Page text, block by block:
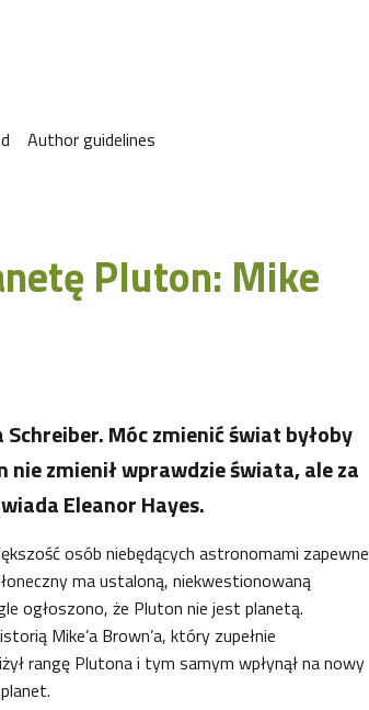
Author guidelines
Pluton: Mike
Móc zmienić świat byłoby
zmienił wprawdzie świata, ale za
Eleanor Hayes.
osób niebędących astronomami zapewne
ma ustaloną, niekwestionowaną
ogłoszono, że Pluton nie jest planetą.
Mike’a Brown’a, który zupełnie
rangę Plutona i tym samym wpłynął na nowy